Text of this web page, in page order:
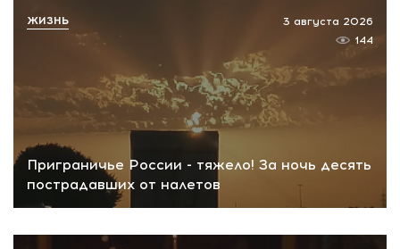
Приграничье России - тяжело! За ночь десять
пострадавших от налетов
3 августа 2026
144
ЖИЗНЬ